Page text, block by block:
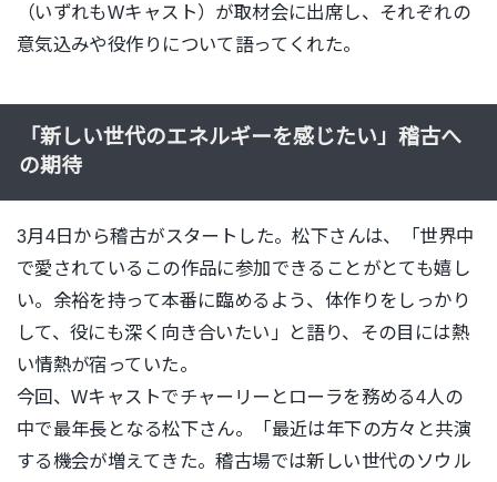
（いずれもWキャスト）が取材会に出席し、 それぞれの
意気込みや役作りについて語ってくれた。
「新しい世代のエネルギーを感じたい」稽古へ
の期待
3月4日から稽古がスタートした。松下さんは、「世界中
で愛されているこの作品に参加できることがとても嬉し
い。 余裕を持って本番に臨めるよう、体作りをしっかり
して、役にも深く向き合いたい」と語り、 その目には熱
い情熱が宿っていた。
今回、Wキャストでチャーリーとローラを務める4人の
中で最年長となる松下さん。「最近は年下の方々と共演
する機会が増えてきた。稽古場では新しい世代のソウル